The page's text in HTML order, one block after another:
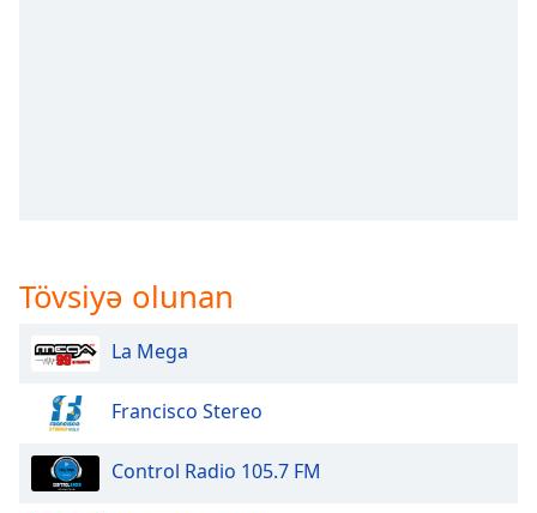
Fullscreen
This
modal
window.
Beginning
Tövsiyə olunan
La Mega
Francisco Stereo
Control Radio 105.7 FM